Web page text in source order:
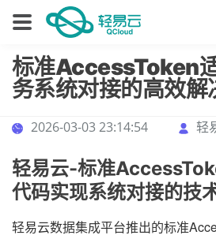
标准AccessToken
务系统对接的高效解
2026-03-03 23:14:54 轻
轻易云-标准
代码实现系统对接的技
轻易云数据集成平台推出的标准